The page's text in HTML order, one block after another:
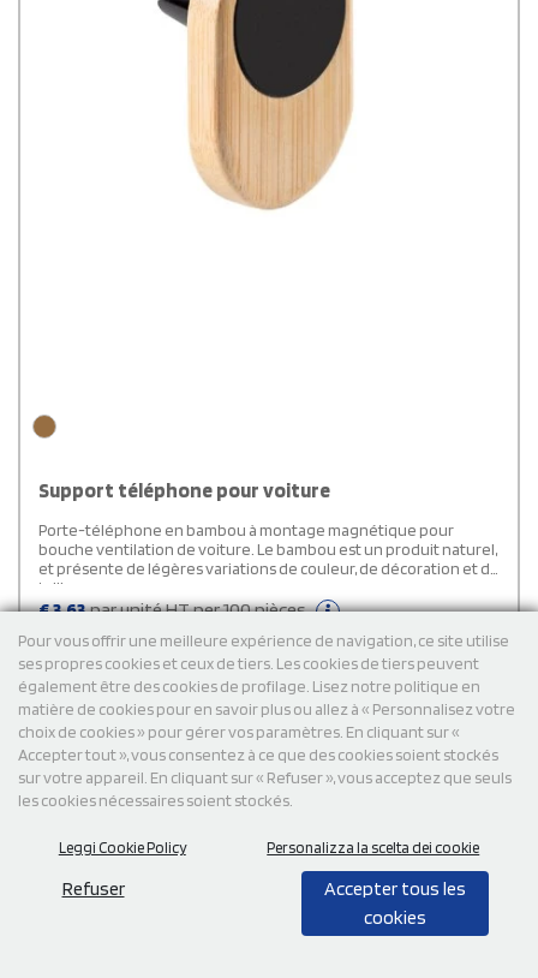
Pour vous offrir une meilleure expérience de navigation, ce site utilise
ses propres cookies et ceux de tiers. Les cookies de tiers peuvent
également être des cookies de profilage. Lisez notre politique en
matière de cookies pour en savoir plus ou allez à « Personnalisez votre
choix de cookies » pour gérer vos paramètres. En cliquant sur «
Accepter tout », vous consentez à ce que des cookies soient stockés
sur votre appareil. En cliquant sur « Refuser », vous acceptez que seuls
les cookies nécessaires soient stockés.
Leggi Cookie Policy Personalizza la scelta dei cookie
Refuser
Accepter tous les
cookies
Support téléphone pour voiture
Porte-téléphone en bambou à montage magnétique pour
bouche ventilation de voiture. Le bambou est un produit naturel,
et présente de légères variations de couleur, de décoration et de
tailles.
€3,63par unité HT per 100 pièces
Livraison gratuite
Cod: MO8941